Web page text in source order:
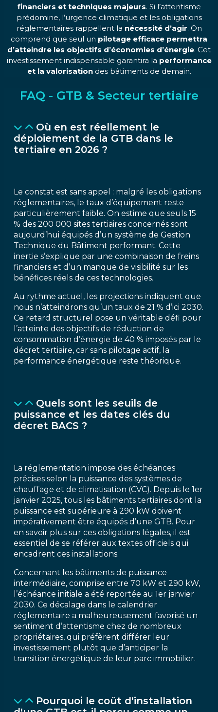
financiers et techniques majeurs. Si l’attentisme
prédomine, l’urgence climatique et les obligations
réglementaires rappellent la nécessité d’agir. On
comprend que seul un pilotage efficace permettra
d’atteindre les objectifs d’économies d’énergie. Cet
investissement indispensable garantira la performance
et la valorisationdes bâtiments de demain.
FAQ - GTB & Secteur tertiaire
Où en est réellement le
déploiement de la GTB dans le
tertiaire en 2026 ?
Le constat est sans appel : malgré les obligations
réglementaires, le taux d’équipement reste
particulièrement faible. On estime que seuls 15
% des 200 000 sites tertiaires concernés sont
aujourd’hui équipés d’un système de Gestion
Technique du Bâtiment performant. Cette
inertie s’explique par une combinaison de freins
financiers et d’un manque de visibilité sur les
bénéfices réels de ces technologies.
Au rythme actuel, les projections indiquent que
nous n’atteindrons qu’un taux de 21 % d’ici 2030.
Ce retard structurel pose un véritable défi pour
l’atteinte des objectifs de réduction de
consommation d’énergie de 40 % imposés par le
décret tertiaire, car sans pilotage actif, la
performance énergétique reste théorique.
Quels sont les seuils de
puissance et les dates clés du
décret BACS ?
La réglementation impose des échéances
précises selon la puissance des systèmes de
chauffage et de climatisation (CVC). Depuis le 1er
janvier 2025, tous les bâtiments tertiaires dont la
puissance est supérieure à 290 kW doivent
impérativement être équipés d’une GTB. Pour
en savoir plus sur ces obligations légales, il est
essentiel de se référer aux textes officiels qui
encadrent ces installations.
Concernant les bâtiments de puissance
intermédiaire, comprise entre 70 kW et 290 kW,
l’échéance initiale a été reportée au 1er janvier
2030. Ce décalage dans le calendrier
réglementaire a malheureusement favorisé un
sentiment d’attentisme chez de nombreux
propriétaires, qui préfèrent différer leur
investissement plutôt que d’anticiper la
transition énergétique de leur parc immobilier.
Pourquoi le coût d'installation